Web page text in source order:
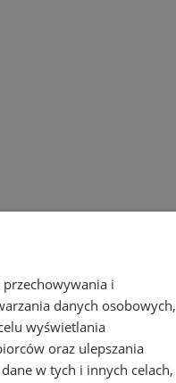
i
danych osobowych,
wyświetlania
oraz ulepszania
w tych i innych celach,